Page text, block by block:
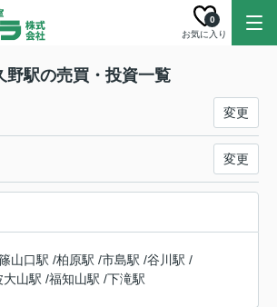
お気に入り
0
野駅の売買・投資一覧
変更
変更
山口駅 /柏原駅 /市島駅 /谷川駅 /
大山駅 /福知山駅 /下滝駅